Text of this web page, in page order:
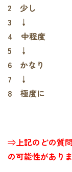
2 少し
3 ↓
4 中程度
5 ↓
6 かなり
7 ↓
8 極度に
⇒上記のどの質
の可能性がありま